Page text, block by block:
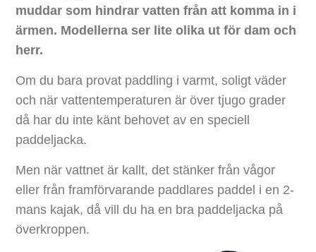
muddar som hindrar vatten från att komma in i
ärmen. Modellerna ser lite olika ut för dam och
herr.
Om du bara provat paddling i varmt, soligt väder
och när vattentemperaturen är över tjugo grader
då har du inte känt behovet av en speciell
paddeljacka.
Men när vattnet är kallt, det stänker från vågor
eller från framförvarande paddlares paddel i en 2-
mans kajak, då vill du ha en bra paddeljacka på
överkroppen.